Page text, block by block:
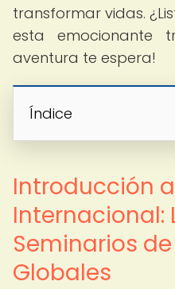
transformar vidas.
esta emocionante
aventura te espera!
Índice
Introducción
Internacional:
Seminarios
Globales